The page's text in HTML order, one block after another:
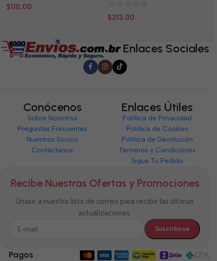
0
$110.00
0
$213.00
Enlaces Sociales
Conócenos
Sobre Nosotros
Preguntas Frecuentes
Nuestros Socios
Contáctanos
Enlaces Útiles
Política de Privacidad
Política de Cookies
Política de Devolución
Términos y Condiciones
Sigue Tu Pedido
Recibe Nuestras Ofertas y Promociones
Únase a nuestra lista de correo para recibir las últimas
actualizaciones.
Pagos